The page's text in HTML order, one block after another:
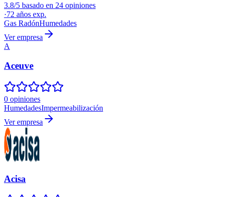
3.8/5 basado en 24 opiniones
·72 años exp.
Gas RadónHumedades
Ver empresa
A
Aceuve
0 opiniones
HumedadesImpermeabilización
Ver empresa
Acisa